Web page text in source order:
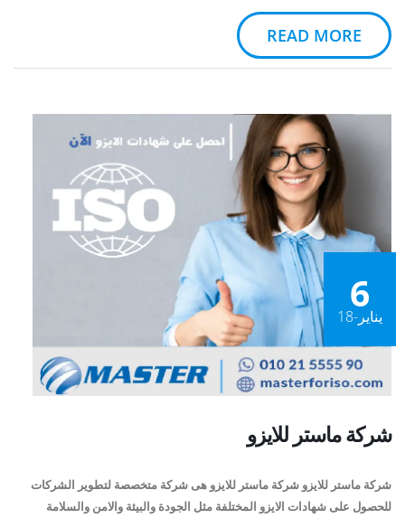
READ MORE
6
يناير-18
شركة ماستر للايزو
شركة ماستر للايزو شركة ماستر للايزو هى شركة متخصصة لتطوير الشركات
للحصول على شهادات الايزو المختلفة مثل الجودة والبيئة والامن والسلامة